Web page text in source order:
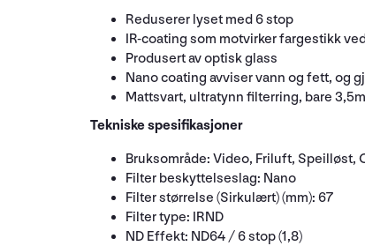
Reduserer lyset med 6 stop
IR-coating som motvirker fargestikk
Produsert av optisk glass
Nano coating avviser vann og fett, og
Mattsvart, ultratynn filterring, bare
Tekniske spesifikasjoner
Bruksområde: Video, Friluft, Speilløst,
Filter beskyttelseslag: Nano
Filter størrelse (Sirkulært) (mm): 67
Filter type: IRND
ND Effekt: ND64 / 6 stop (1,8)